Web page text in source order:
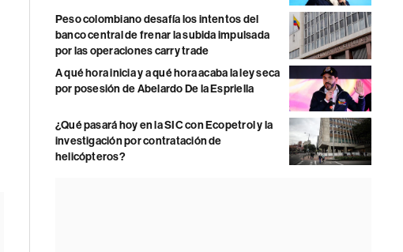
Peso colombiano desafía los intentos del
banco central de frenar la subida impulsada
por las operaciones carry trade
A qué hora inicia y a qué hora acaba la ley seca
por posesión de Abelardo De la Espriella
¿Qué pasará hoy en la SIC con Ecopetrol y la
investigación por contratación de
helicópteros?